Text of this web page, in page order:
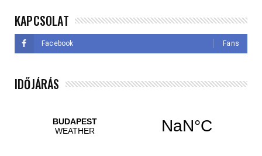
KAPCSOLAT
Facebook Fans
IDŐJÁRÁS